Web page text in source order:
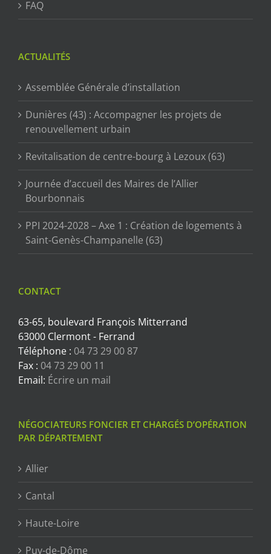
FAQ
ACTUALITÉS
Assemblée Générale d’installation
Dunières (43) : Accompagner les projets de
renouvellement urbain
Revitalisation de centre-bourg à Lezoux (63)
Journée d’accueil des Maires de l’Allier
Bourbonnais
PPI 2024-2028 – Axe 1 : Création de logements à
Saint-Genès-Champanelle (63)
CONTACT
63-65, boulevard François Mitterrand
63000 Clermont - Ferrand
Téléphone : 04 73 29 00 87
Fax : 04 73 29 00 11
Email: Écrire un mail
NÉGOCIATEURS FONCIER ET CHARGÉS D’OPÉRATION
PAR DÉPARTEMENT
Allier
Cantal
Haute-Loire
Puy-de-Dôme